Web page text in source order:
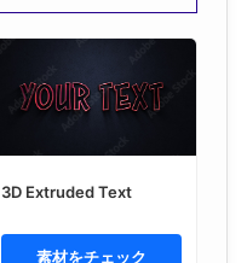
3D Extruded Text
素材をチェック